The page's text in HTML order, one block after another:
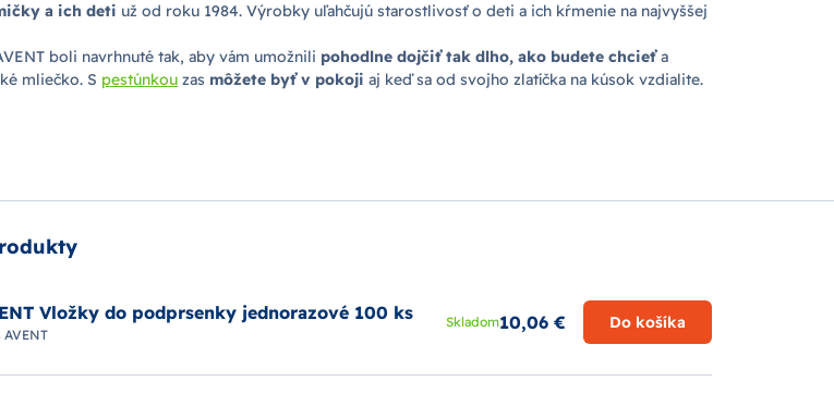
a ich deti už od roku 1984. Výrobky uľahčujú starostlivosť o deti a ich kŕmenie na najvyššej
boli navrhnuté tak, aby vám umožnili pohodlne dojčiť tak dlho, ako budete chcieťa
mliečko. S pestúnkou zas môžete byť v pokoji aj keď sa od svojho zlatíčka na kúsok vzdialite.
Vložky do podprsenky jednorazové 100 ks
AVENT
Skladom10,06 € Do košíka